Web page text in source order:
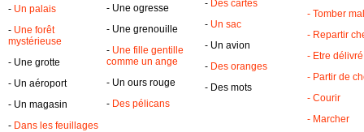
- Un palais
- Une forêt
mystérieuse
- Une grotte
- Un aéroport
- Un magasin
- Dans les feuillages
- Une ogresse
- Une grenouille
- Une fille gentille
comme un ange
- Un ours rouge
- Des pélicans
- Des cartes
- Un sac
- Un avion
- Des oranges
- Des mots
- Tomber
- Repartir
- Etre délivré
- Partir de
- Courir
- Marcher